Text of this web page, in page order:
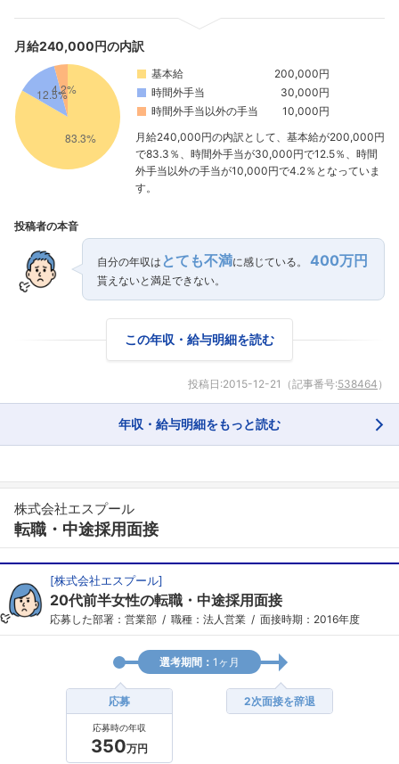
月給240,000円の内訳
基本給
200,000円
時間外手当
30,000円
時間外手当以外の手当
10,000円
月給240,000円の内訳として、基本給が200,000円
で83.3％、時間外手当が30,000円で12.5％、時間
外手当以外の手当が10,000円で4.2％となっていま
す。
投稿者の本音
自分の年収は とても不満に感じている。 400万円
貰えないと満足できない。
この年収・給与明細を読む
投稿日:2015-12-21 （記事番号:538464 ）
年収・給与明細をもっと読む
株式会社エスプール
転職・中途採用面接
[株式会社エスプール]
20代前半女性の転職・中途採用面接
応募した部署：営業部 職種：法人営業 面接時期：2016年度
選考期間： 1ヶ月
応募
応募時の年収
350万円
2次面接を辞退